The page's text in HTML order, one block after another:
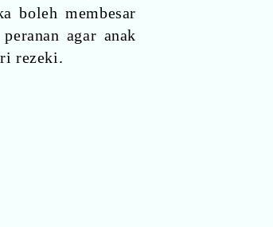
boleh membesar
agar anak
rezeki.